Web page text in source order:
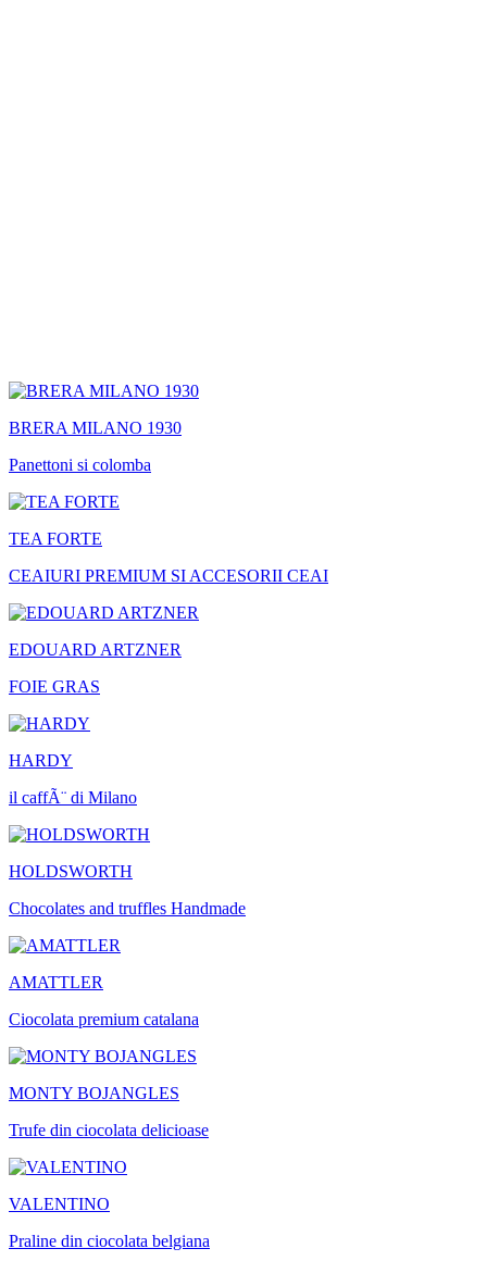
BRERA MILANO 1930
Panettoni si colomba
TEA FORTE
CEAIURI PREMIUM SI ACCESORII CEAI
EDOUARD ARTZNER
FOIE GRAS
HARDY
il caffÃ¨ di Milano
HOLDSWORTH
Chocolates and truffles Handmade
AMATTLER
Ciocolata premium catalana
MONTY BOJANGLES
Trufe din ciocolata delicioase
VALENTINO
Praline din ciocolata belgiana